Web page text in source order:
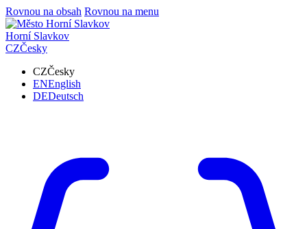
Rovnou na obsah Rovnou na menu
Horní Slavkov
CZČesky
CZČesky
ENEnglish
DEDeutsch